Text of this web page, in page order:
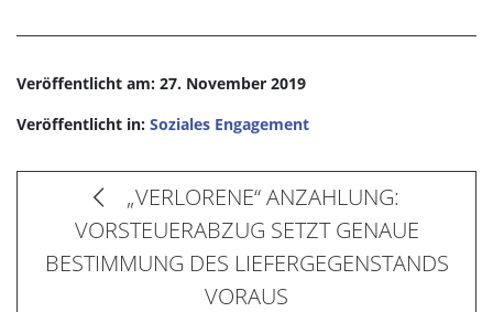
Veröffentlicht am: 27. November 2019
Veröffentlicht in: Soziales Engagement
„VERLORENE“ ANZAHLUNG:
VORSTEUERABZUG SETZT GENAUE
BESTIMMUNG DES LIEFERGEGENSTANDS
VORAUS